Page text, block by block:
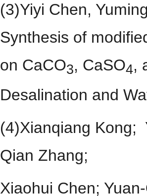
(3)Yiyi Chen,
Synthesis of
on CaCO3, CaSO4,
Desalination and
(4)Xianqiang Kong;
Qian Zhang;
Xiaohui Chen;